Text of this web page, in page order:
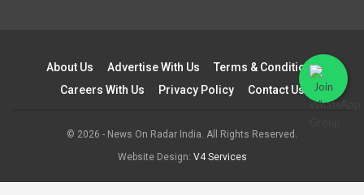
About Us Advertise With Us
Terms & Conditions
Careers With Us
Privacy Policy Contact Us
© 2026 - News On Radar India. All Rights Reserved.
Website Design: V4 Services